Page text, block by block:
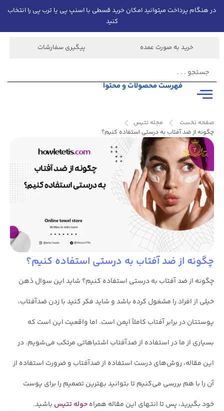
در هنگام پرداخت میتوانید امکان خرید قسطی با اسنپ پی یا ترب پی را انتخاب
کنید
خرید به صورت عمده پیگیری سفارشات
فهرست محصولات و محتوا
صفحه نخست
مجله تتیس
چگونه از ضد آفتاب به درستی استفاده کنیم؟
چگونه از ضد آفتاب به درستی استفاده کنیم؟
چگونه از ضد آفتاب به درستی استفاده کنیم؟ شاید این سوال ذهن
خیلی از افراد را مشغول کرده باشد و شاید فکر کنید با زدن ضدآفتاب،
پوستتان در برابر آفتاب کاملاً ایمن است. اما واقعیت این است که
بسیاری از ما در استفاده از ضدآفتاب اشتباهاتی مرتکب می‌شویم. در
این مقاله، روش‌های درست استفاده از ضدآفتاب و ضرورت استفاده از
آن را با هم بررسی می‌کنیم تا بتوانید بهترین تصمیم را برای پوست
خود بگیرید، پس تا انتهای این مقاله همراهحوله تتیس باشید.